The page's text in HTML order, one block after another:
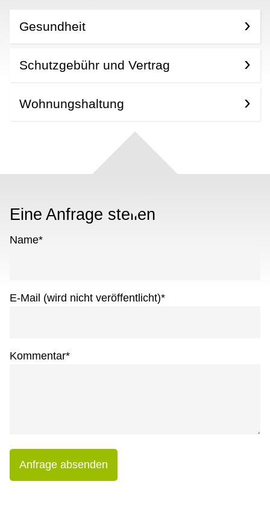
Gesundheit
Schutzgebühr und Vertrag
Wohnungshaltung
Eine Anfrage stellen
Name*
E-Mail (wird nicht veröffentlicht)*
Kommentar*
Anfrage absenden